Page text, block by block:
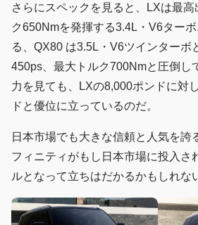
さらにスペックを見ると、LXは最
ク650Nmを発揮する3.4L・V6ター
る、QX80 は3.5L・V6ツインターボ
450ps、最大トルク700Nmと圧倒し
力を見ても、LXの8,000ポンドに対
ドと優位に立っているのだ。
日本市場でも大きな信頼と人気を誇
フィニティがもし日本市場に投入さ
ルとなって立ちはだかるかもしれな